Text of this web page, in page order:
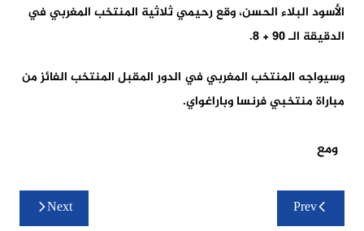
الأسود البلاء الحسن، وقع رحيمي ثلاثية المنتخب المغربي في
الدقيقة الـ 90 + 8.
وسيواجه المنتخب المغربي في الدور المقبل المنتخب الفائز من
مباراة منتخبي فرنسا وباراغواي.
ومع
تصفّح
المقالاتPrev
Next